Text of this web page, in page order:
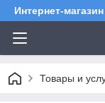
Интернет-
Товары и